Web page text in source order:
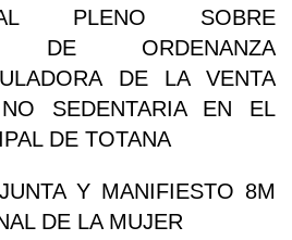
PLENO SOBRE
DE ORDENANZA
DE LA VENTA
SEDENTARIA EN EL
DE TOTANA
Y MANIFIESTO 8M
DE LA MUJER